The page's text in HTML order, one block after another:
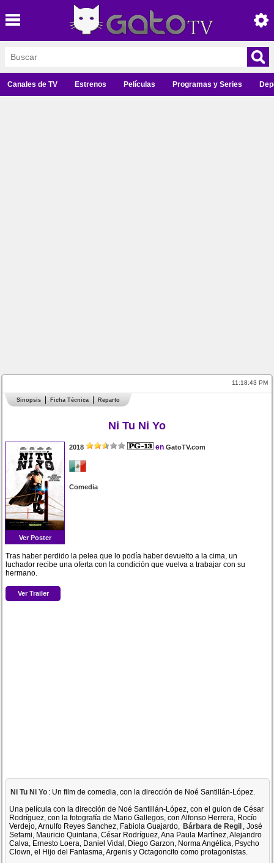
Canales de TV Estrenos Películas Programas y Series
11:18:43 PM
Sinopsis Ficha Técnica Reparto
Ni Tu Ni Yo
Ver Poster
2018 en GatoTV.com
Comedia
Tras haber perdido la pelea que lo podía haber devuelto a la cima, un
luchador recibe una oferta con la condición que vuelva a trabajar con su
hermano.
Ver Trailer
Ni Tu Ni Yo : Un film de comedia, con la dirección de Noé Santillán-López.
Una película con la dirección de Noé Santillán-López, con el guion de César
Rodríguez, con la fotografía de Mario Gallegos, con Alfonso Herrera, Rocío
Verdejo, Arnulfo Reyes Sanchez, Fabiola Guajardo, Bárbara de Regil , José
Sefami, Mauricio Quintana, César Rodríguez, Ana Paula Martínez, Alejandro
Calva, Ernesto Loera, Daniel Vidal, Diego Garzon, Norma Angélica, Psycho
Clown, el Hijo del Fantasma, Argenis y Octagoncito como protagonistas.